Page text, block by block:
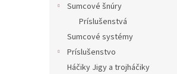
Sumcové šnúry
Príslušenstvá
Sumcové systémy
Príslušenstvo
Háčiky Jigy a trojháčiky